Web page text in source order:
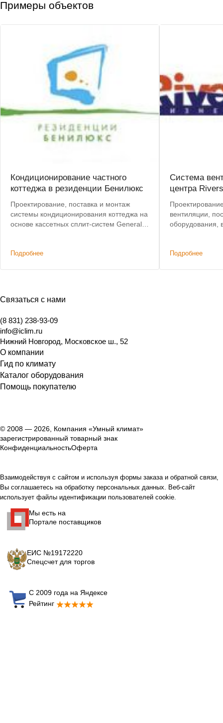
Примеры объектов
Кондиционирование частного
коттеджа в резиденции Бенилюкс
Проектирование, поставка и монтаж
системы кондиционирования коттеджа на
основе кассетных сплит-систем General
Подробнее
Система
центра
вентиляции,
оборудования,
Подробнее
Связаться с нами
(8 831) 238-93-09
info@iclim.ru
Нижний Новгород, Московское ш., 52
О компании
Гид по климату
Каталог оборудования
Помощь покупателю
© 2008 — 2026, Компания «Умный климат»
зарегистрированный товарный знак
КонфиденциальностьОферта
Взаимодействуя с сайтом и используя формы заказа и обратной связи,
Вы соглашаетесь на обработку персональных данных. Веб-сайт
использует файлы идентификации пользователей cookie.
Мы есть на
Портале поставщиков
ЕИС №19172220
Спецсчет для торгов
С 2009 года на Яндексе
Рейтинг